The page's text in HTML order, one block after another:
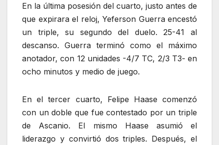
En la última posesión del cuarto, justo antes de
que expirara el reloj, Yeferson Guerra encestó
un triple, su segundo del duelo. 25-41 al
descanso. Guerra terminó como el máximo
anotador, con 12 unidades -4/7 TC, 2/3 T3- en
ocho minutos y medio de juego.
En el tercer cuarto, Felipe Haase comenzó
con un doble que fue contestado por un triple
de Ascanio. El mismo Haase asumió el
liderazgo y convirtió dos triples. Después, el